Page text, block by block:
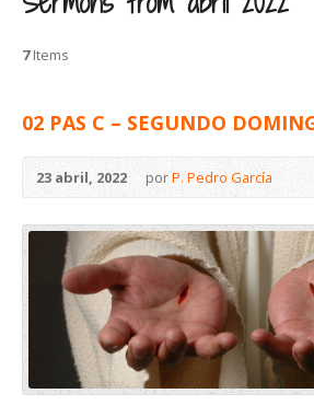
7Items
02 PAS C – SEGUNDO
23 abril, 2022 porP. Pedro García